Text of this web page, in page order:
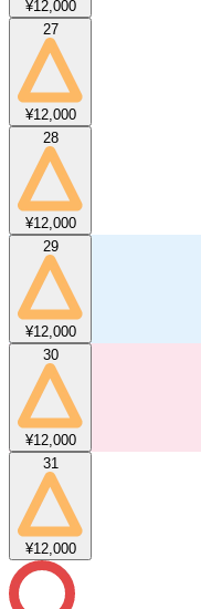
¥12,000
27
¥12,000
28
¥12,000
29
¥12,000
30
¥12,000
31
¥12,000